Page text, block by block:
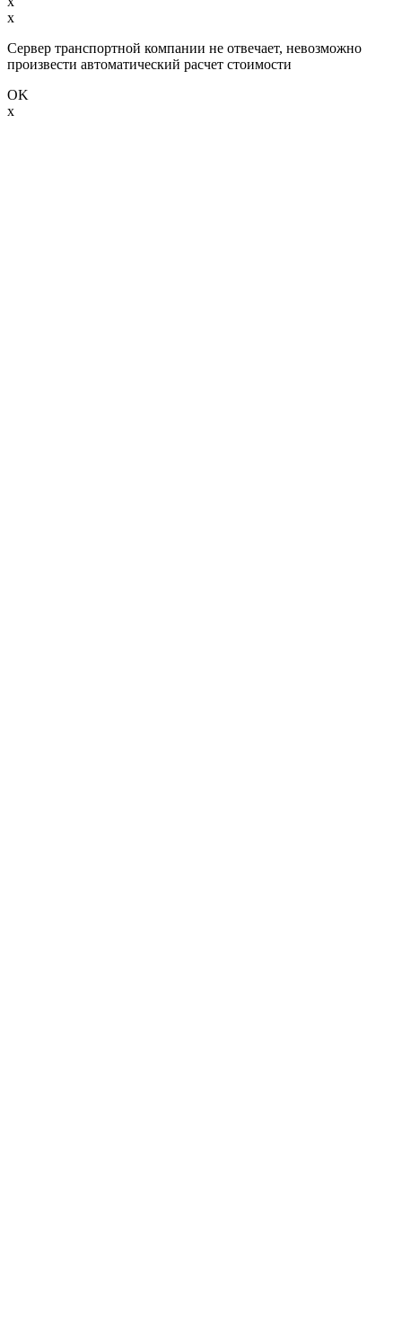
x
Сервер транспортной компании не отвечает, невозможно
произвести автоматический расчет стоимости
OK
x